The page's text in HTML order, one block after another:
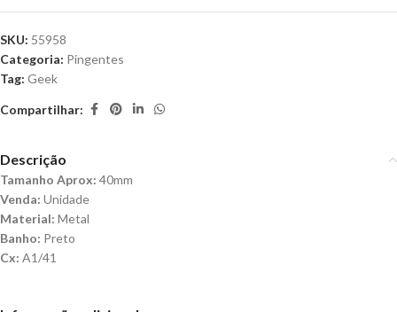
SKU: 55958
Categoria: Pingentes
Tag: Geek
Compartilhar:
Descrição
Tamanho Aprox: 40mm
Venda: Unidade
Material: Metal
Banho: Preto
Cx: A1/41